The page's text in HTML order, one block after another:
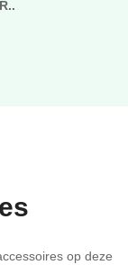
op deze